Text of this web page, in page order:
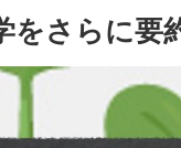
をさらに要